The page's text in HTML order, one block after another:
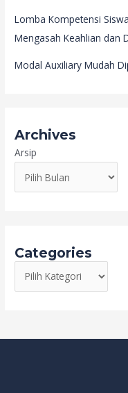
Lomba Kompetensi
Mengasah Keahlian dan
Modal Auxiliary Mudah
Archives
Arsip
Categories